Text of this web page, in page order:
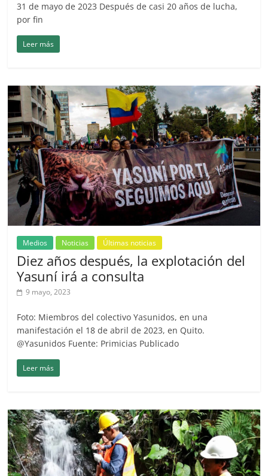
31 de mayo de 2023 Después de casi 20 años de lucha,
por fin
Leer más
Medios Noticias Últimas noticias
Diez años después, la explotación del
Yasuní irá a consulta
9 mayo, 2023
Foto: Miembros del colectivo Yasunidos, en una
manifestación el 18 de abril de 2023, en Quito.
@Yasunidos Fuente: Primicias Publicado
Leer más